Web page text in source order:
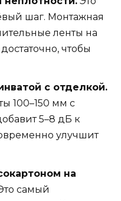
шаг. Монтажная
ленты на
чтобы
с отделкой.
100–150 мм с
5–8 дБ к
улучшит
на
самый